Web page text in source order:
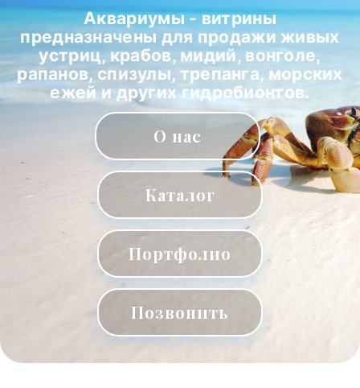
Аквариумы - витрины
предназначены для продажи живых
устриц, крабов, мидий, вонголе,
рапанов, спизулы, трепанга, морских
ежей и других гидробионтов.
О нас
Каталог
Портфолио
Позвонить